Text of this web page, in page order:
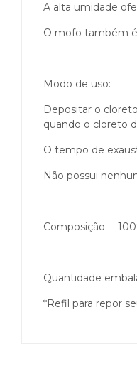
A alta umidade
O mofo também
Modo de uso:
Depositar o
quando o cloreto
O tempo de
Não possui
Composição: –
Quantidade
*Refil para repor